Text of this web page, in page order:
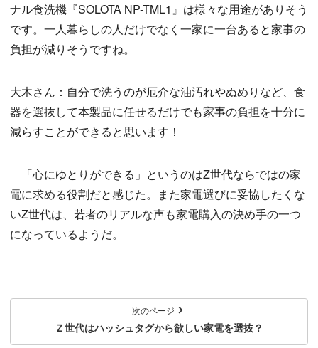
ナル食洗機『SOLOTA NP-TML1』は様々な用途がありそう
です。一人暮らしの人だけでなく一家に一台あると家事の
負担が減りそうですね。
大木さん：自分で洗うのが厄介な油汚れやぬめりなど、食
器を選抜して本製品に任せるだけでも家事の負担を十分に
減らすことができると思います！
「心にゆとりができる」というのはZ世代ならではの家
電に求める役割だと感じた。また家電選びに妥協したくな
いZ世代は、若者のリアルな声も家電購入の決め手の一つ
になっているようだ。
次のページ
Ｚ世代はハッシュタグから欲しい家電を選抜？